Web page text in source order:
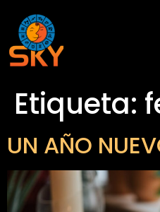
Etiqueta:
UN AÑO